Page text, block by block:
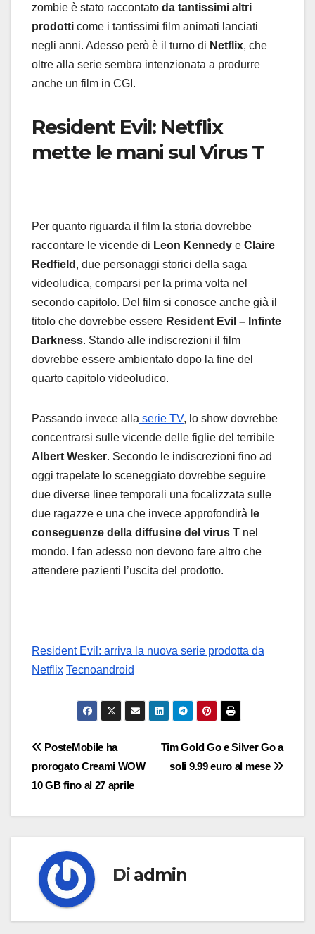
zombie è stato raccontato da tantissimi altri
prodotti come i tantissimi film animati lanciati
negli anni. Adesso però è il turno di Netflix, che
oltre alla serie sembra intenzionata a produrre
anche un film in CGI.
Resident Evil: Netflix
mette le mani sul Virus T
Per quanto riguarda il film la storia dovrebbe
raccontare le vicende di Leon Kennedy e Claire
Redfield , due personaggi storici della saga
videoludica, comparsi per la prima volta nel
secondo capitolo. Del film si conosce anche già il
titolo che dovrebbe essere Resident Evil – Infinte
Darkness. Stando alle indiscrezioni il film
dovrebbe essere ambientato dopo la fine del
quarto capitolo videoludico.
Passando invece alla serie TV, lo show dovrebbe
concentrarsi sulle vicende delle figlie del terribile
Albert Wesker. Secondo le indiscrezioni fino ad
oggi trapelate lo sceneggiato dovrebbe seguire
due diverse linee temporali una focalizzata sulle
due ragazze e una che invece approfondirà le
conseguenze della diffusine del virus T nel
mondo. I fan adesso non devono fare altro che
attendere pazienti l’uscita del prodotto.
Resident Evil: arriva la nuova serie prodotta da
Netflix Tecnoandroid
Navigazione
articoli
Tim Gold Go e Silver Go a
soli 9.99 euro al mese
PosteMobile ha
prorogato Creami WOW
10 GB fino al 27 aprile
Di admin